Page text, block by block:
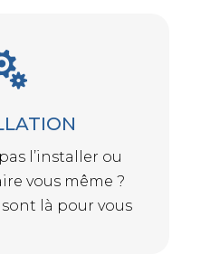
l’installer ou
vous même ?
là pour vous